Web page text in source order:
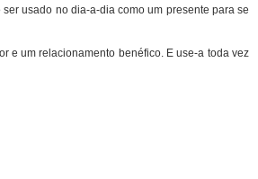
ser usado no dia-a-dia como um presente para se
e um relacionamento benéfico. E use-a toda vez